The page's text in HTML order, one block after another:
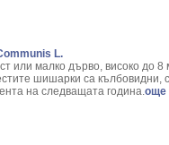
L.
или малко дърво, високо до
шишарки са
на следващата година.още